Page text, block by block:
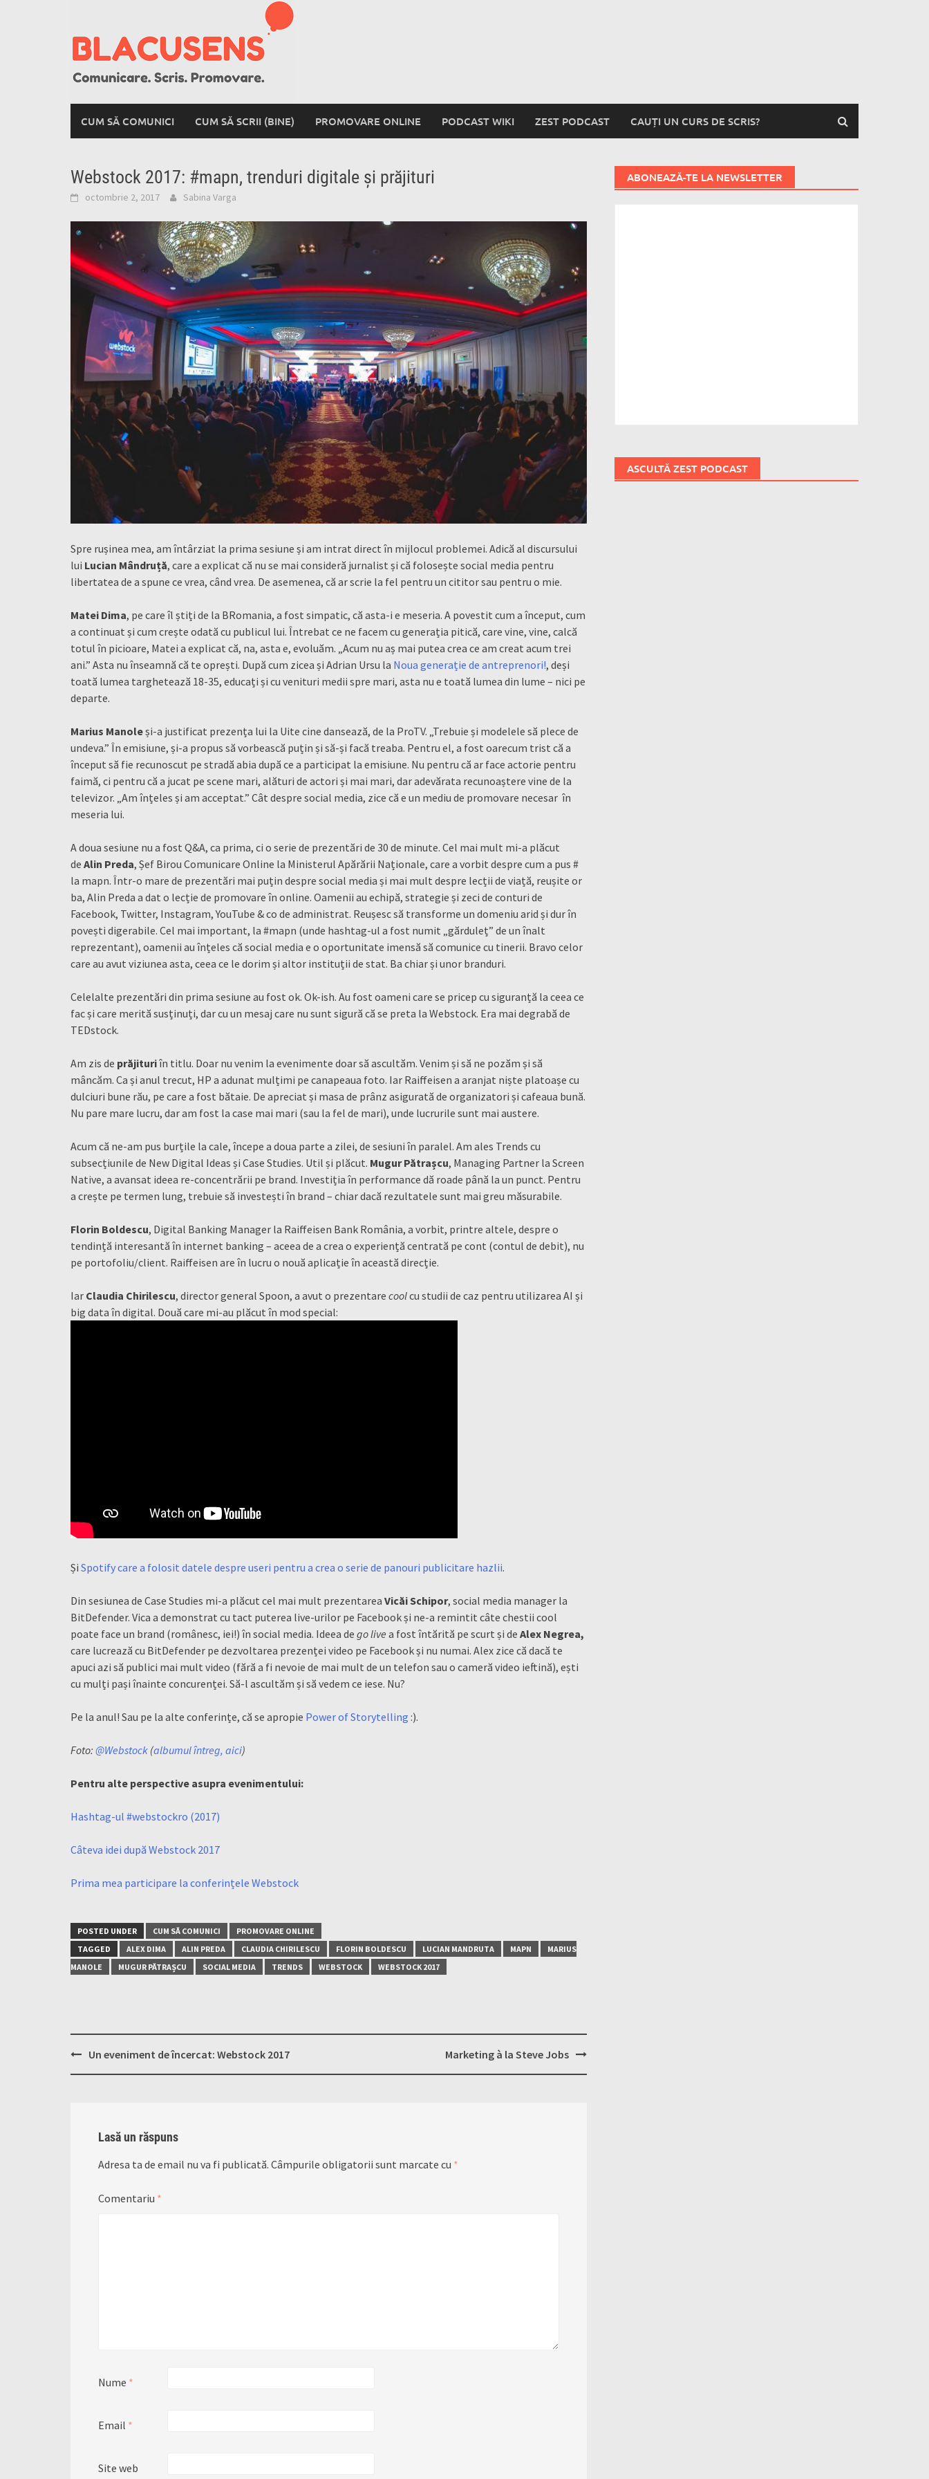
CUM SĂ COMUNICI CUM SĂ SCRII (BINE) PROMOVARE ONLINE PODCAST WIKI ZEST PODCAST CAUȚI UN CURS DE SCRIS?
Webstock 2017: #mapn, trenduri digitale și prăjituri
octombrie 2, 2017 Sabina Varga
Spre rușinea mea, am întârziat la prima sesiune și am intrat direct în mijlocul problemei. Adică al discursului
lui Lucian Mândruță, care a explicat că nu se mai consideră jurnalist și că folosește social media pentru
libertatea de a spune ce vrea, când vrea. De asemenea, că ar scrie la fel pentru un cititor sau pentru o mie.
Matei Dima, pe care îl știți de la BRomania, a fost simpatic, că asta-i e meseria. A povestit cum a început, cum
a continuat și cum crește odată cu publicul lui. Întrebat ce ne facem cu generația pitică, care vine, vine, calcă
totul în picioare, Matei a explicat că, na, asta e, evoluăm. „Acum nu aș mai putea crea ce am creat acum trei
ani.” Asta nu înseamnă că te oprești. După cum zicea și Adrian Ursu la Noua generație de antreprenori!, deși
toată lumea targhetează 18-35, educați și cu venituri medii spre mari, asta nu e toată lumea din lume – nici pe
departe.
Marius Manoleși-a justificat prezența lui la Uite cine dansează, de la ProTV. „Trebuie și modelele să plece de
undeva.” În emisiune, și-a propus să vorbească puțin și să-și facă treaba. Pentru el, a fost oarecum trist că a
început să fie recunoscut pe stradă abia după ce a participat la emisiune. Nu pentru că ar face actorie pentru
faimă, ci pentru că a jucat pe scene mari, alături de actori și mai mari, dar adevărata recunoaștere vine de la
televizor. „Am înțeles și am acceptat.” Cât despre social media, zice că e un mediu de promovare necesar în
meseria lui.
A doua sesiune nu a fost Q&A, ca prima, ci o serie de prezentări de 30 de minute. Cel mai mult mi-a plăcut
de Alin Preda, Șef Birou Comunicare Online la Ministerul Apărării Naționale, care a vorbit despre cum a pus #
la mapn. Într-o mare de prezentări mai puțin despre social media și mai mult despre lecții de viață, reușite or
ba, Alin Preda a dat o lecție de promovare în online. Oamenii au echipă, strategie și zeci de conturi de
Facebook, Twitter, Instagram, YouTube & co de administrat. Reușesc să transforme un domeniu arid și dur în
povești digerabile. Cel mai important, la #mapn (unde hashtag-ul a fost numit „gărduleț” de un înalt
reprezentant), oamenii au înțeles că social media e o oportunitate imensă să comunice cu tinerii. Bravo celor
care au avut viziunea asta, ceea ce le dorim și altor instituții de stat. Ba chiar și unor branduri.
Celelalte prezentări din prima sesiune au fost ok. Ok-ish. Au fost oameni care se pricep cu siguranță la ceea ce
fac și care merită susținuți, dar cu un mesaj care nu sunt sigură că se preta la Webstock. Era mai degrabă de
TEDstock.
Am zis de prăjituriîn titlu. Doar nu venim la evenimente doar să ascultăm. Venim și să ne pozăm și să
mâncăm. Ca și anul trecut, HP a adunat mulțimi pe canapeaua foto. Iar Raiffeisen a aranjat niște platoașe cu
dulciuri bune rău, pe care a fost bătaie. De apreciat și masa de prânz asigurată de organizatori și cafeaua bună.
Nu pare mare lucru, dar am fost la case mai mari (sau la fel de mari), unde lucrurile sunt mai austere.
Acum că ne-am pus burțile la cale, începe a doua parte a zilei, de sesiuni în paralel. Am ales Trends cu
subsecțiunile de New Digital Ideas și Case Studies. Util și plăcut. Mugur Pătrașcu, Managing Partner la Screen
Native, a avansat ideea re-concentrării pe brand. Investiția în performance dă roade până la un punct. Pentru
a crește pe termen lung, trebuie să investești în brand – chiar dacă rezultatele sunt mai greu măsurabile.
Florin Boldescu, Digital Banking Manager la Raiffeisen Bank România, a vorbit, printre altele, despre o
tendință interesantă în internet banking – aceea de a crea o experiență centrată pe cont (contul de debit), nu
pe portofoliu/client. Raiffeisen are în lucru o nouă aplicație în această direcție.
Iar Claudia Chirilescu, director general Spoon, a avut o prezentare coolcu studii de caz pentru utilizarea AI și
big data în digital. Două care mi-au plăcut în mod special:
Și Spotify care a folosit datele despre useri pentru a crea o serie de panouri publicitare hazlii.
Din sesiunea de Case Studies mi-a plăcut cel mai mult prezentarea Vicăi Schipor, social media manager la
BitDefender. Vica a demonstrat cu tact puterea live-urilor pe Facebook și ne-a remintit câte chestii cool
poate face un brand (românesc, iei!) în social media. Ideea de go live a fost întărită pe scurt și de Alex Negrea,
care lucrează cu BitDefender pe dezvoltarea prezenței video pe Facebook și nu numai. Alex zice că dacă te
apuci azi să publici mai mult video (fără a fi nevoie de mai mult de un telefon sau o cameră video ieftină), ești
cu mulți pași înainte concurenței. Să-l ascultăm și să vedem ce iese. Nu?
Pe la anul! Sau pe la alte conferințe, că se apropie Power of Storytelling :).
Foto: @Webstock (albumul întreg, aici)
Pentru alte perspective asupra evenimentului:
Hashtag-ul #webstockro (2017)
Câteva idei după Webstock 2017
Prima mea participare la conferințele Webstock
POSTED UNDER CUM SĂ COMUNICI
PROMOVARE ONLINE
TAGGED
ALEX DIMA ALIN PREDA CLAUDIA CHIRILESCU FLORIN BOLDESCU LUCIAN MANDRUTA MAPN
MARIUS
MANOLE
MUGUR PĂTRAȘCU SOCIAL MEDIA TRENDS WEBSTOCK WEBSTOCK 2017
PostUn eveniment de încercat: Webstock 2017 Marketing à la Steve Jobs
Lasă un răspuns
Adresa ta de email nu va fi publicată. Câmpurile obligatorii sunt marcate cu *
Comentariu *
Nume *
Email *
Site web
ABONEAZĂ-TE LA NEWSLETTER
ASCULTĂ ZEST PODCAST